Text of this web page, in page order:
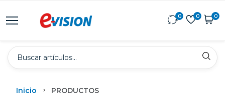
0 0 0
Inicio PRODUCTOS